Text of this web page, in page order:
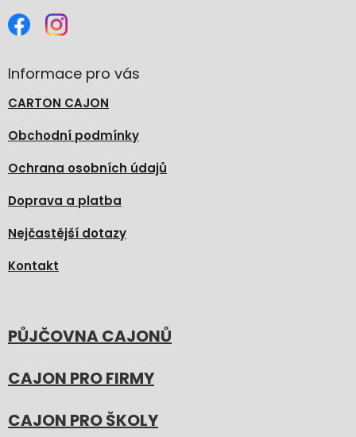
Informace pro vás
CARTON CAJON
Obchodní podmínky
Ochrana osobních údajů
Doprava a platba
Nejčastější dotazy
Kontakt
PŮJČOVNA CAJONŮ
CAJON PRO FIRMY
CAJON PRO ŠKOLY